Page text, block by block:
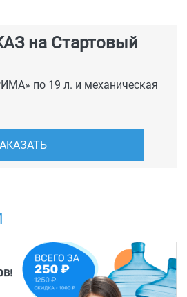
на Стартовый
по 19 л. и механическая